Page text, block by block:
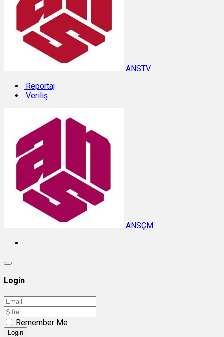
ANSTV
Reportaj
Veriliş
ANSÇM
Login
Remember Me
Login